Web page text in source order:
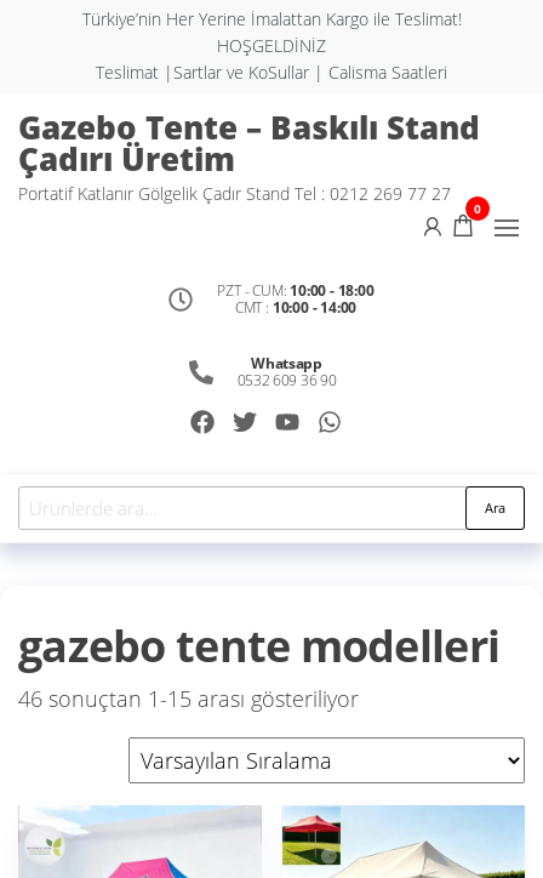
Türkiye’nin Her Yerine İmalattan Kargo ile Teslimat!
HOŞGELDİNİZ
Teslimat |Sartlar ve KoSullar | Calisma Saatleri
Gazebo Tente – Baskılı Stand
Çadırı Üretim
Portatif Katlanır Gölgelik Çadır Stand Tel : 0212 269 77 27
PZT - CUM: 10:00 - 18:00
CMT : 10:00 - 14:00
Whatsapp
0532 609 36 90
0
Ara
gazebo tente modelleri
46 sonuçtan 1-15 arası gösteriliyor